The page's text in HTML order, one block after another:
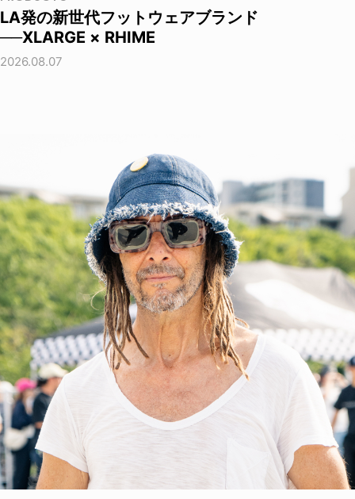
LA発の新世代フットウェアブランド
──XLARGE × RHIME
2026.08.07